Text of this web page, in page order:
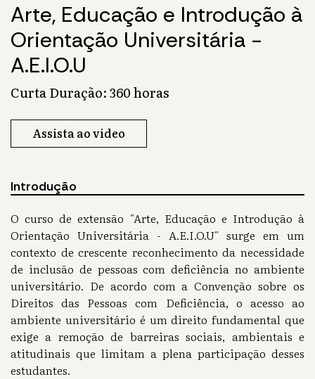
Arte, Educação e Introdução à
Orientação Universitária -
A.E.I.O.U
Curta Duração: 360 horas
Assista ao video
Introdução
O curso de extensão "Arte, Educação e Introdução à
Orientação Universitária - A.E.I.O.U" surge em um
contexto de crescente reconhecimento da necessidade
de inclusão de pessoas com deficiência no ambiente
universitário. De acordo com a Convenção sobre os
Direitos das Pessoas com Deficiência, o acesso ao
ambiente universitário é um direito fundamental que
exige a remoção de barreiras sociais, ambientais e
atitudinais que limitam a plena participação desses
estudantes.